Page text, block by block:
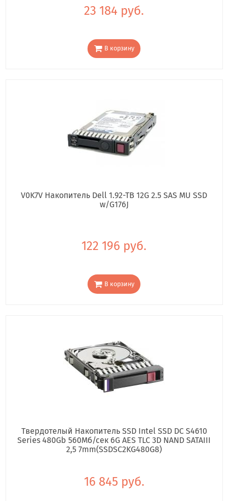
23 184 руб.
В корзину
V0K7V Накопитель Dell 1.92-TB 12G 2.5 SAS MU SSD
w/G176J
122 196 руб.
В корзину
Твердотелый Накопитель SSD Intel SSD DC S4610
Series 480Gb 560Мб/сек 6G AES TLC 3D NAND SATAIII
2,5 7mm(SSDSC2KG480G8)
16 845 руб.